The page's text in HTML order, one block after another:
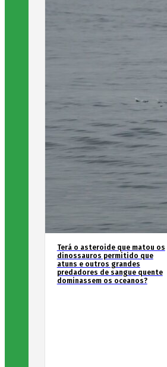
Terá o asteroide que matou os
dinossauros permitido que
atuns e outros grandes
predadores de sangue quente
dominassem os oceanos?